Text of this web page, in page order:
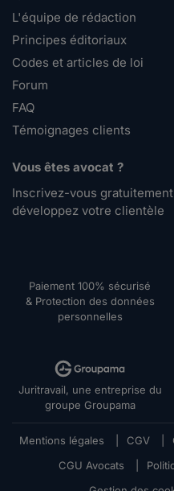
L'équipe de rédaction
Principes éditoriaux
Codes et articles de loi
Forum
FAQ
Témoignages clients
Vous êtes avocat ?
Inscrivez-vous
développez votre clientèle
Paiement 100% sécurisé
& Protection des données
personnelles
Juritravail, une entreprise du
groupe Groupama
Mentions légales CGV
CGU Avocats